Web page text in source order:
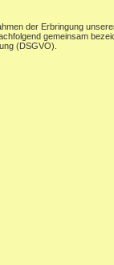
der Erbringung
gemeinsam
(DSGVO).